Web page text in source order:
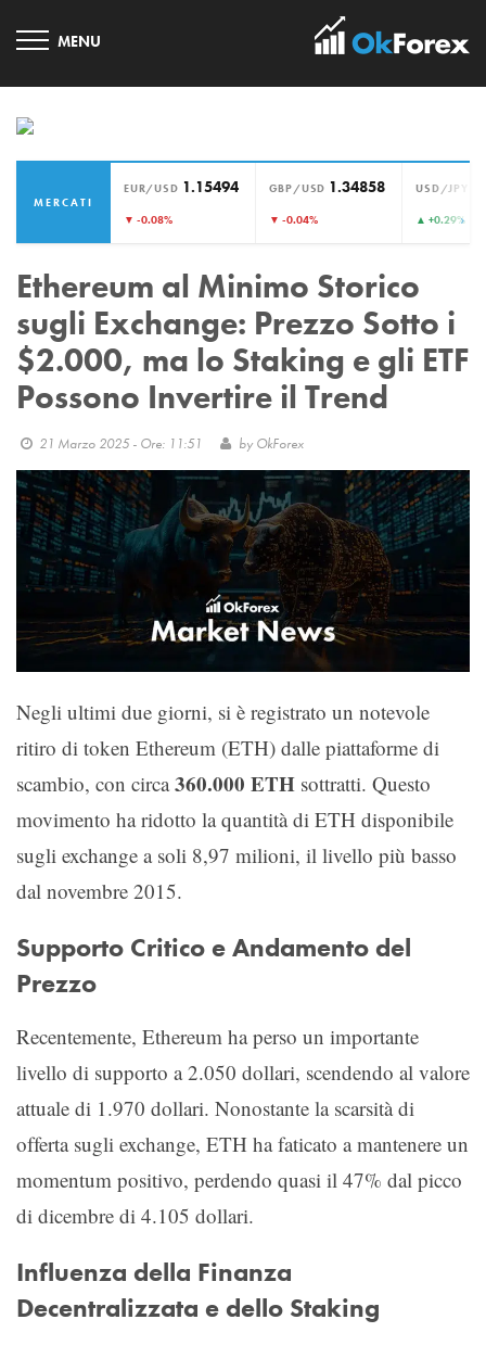
MERCATI
EUR/USD 1.15494
▼ -0.08%
GBP/USD 1.34858
▼ -0.04%
USD/JPY
▲ +0.29%›
Ethereum al Minimo Storico
sugli Exchange: Prezzo Sotto i
$2.000, ma lo Staking e gli ETF
Possono Invertire il Trend
21 Marzo 2025 - Ore: 11:51 by OkForex
Negli ultimi due giorni, si è registrato un notevole
ritiro di token Ethereum (ETH) dalle piattaforme di
scambio, con circa360.000 ETH sottratti. Questo
movimento ha ridotto la quantità di ETH disponibile
sugli exchange a soli 8,97 milioni, il livello più basso
dal novembre 2015.
Supporto Critico e Andamento del
Prezzo
Recentemente, Ethereum ha perso un importante
livello di supporto a 2.050 dollari, scendendo al valore
attuale di 1.970 dollari. Nonostante la scarsità di
offerta sugli exchange, ETH ha faticato a mantenere un
momentum positivo, perdendo quasi il 47% dal picco
di dicembre di 4.105 dollari.
Influenza della Finanza
Decentralizzata e dello Staking